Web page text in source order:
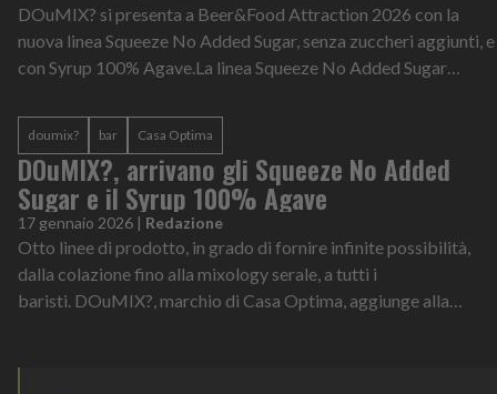
DOuMIX? si presenta a Beer&Food Attraction 2026 con la
nuova linea Squeeze No Added Sugar, senza zuccheri aggiunti, e
con Syrup 100% Agave.La linea Squeeze No Added Sugar
doumix? bar Casa Optima
DOuMIX?, arrivano gli Squeeze No Added
Sugar e il Syrup 100% Agave
17 gennaio 2026 | Redazione
Otto linee di prodotto, in grado di fornire infinite possibilità,
dalla colazione fino alla mixology serale, a tutti i
baristi. DOuMIX?, marchio di Casa Optima, aggiunge alla